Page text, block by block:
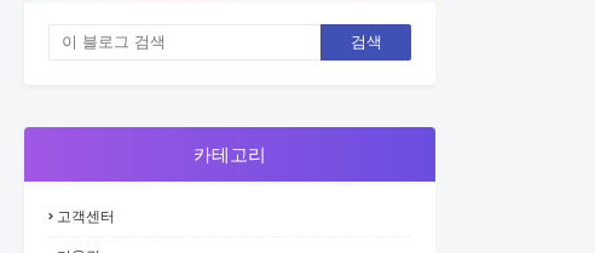
카테고리
고객센터